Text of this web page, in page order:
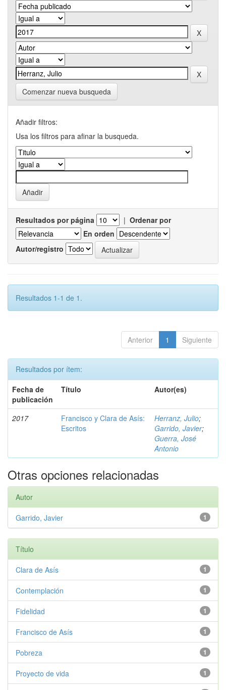
Comenzar nueva busqueda
Añadir filtros:
Usa los filtros para afinar la busqueda.
Resultados por página | Ordenar por
En orden
Autor/registro
Resultados 1-1 de 1.
Anterior 1 Siguiente
Resultados por ítem:
Fecha de
publicación
Título Autor(es)
2017
Francisco y Clara de Asís:
Escritos
Herranz, Julio;
Garrido, Javier;
Guerra, José
Antonio
Otras opciones relacionadas
Autor
1
Garrido, Javier
Título
1
Clara de Asís
1
Contemplación
1
Fidelidad
1
Francisco de Asís
1
Pobreza
1
Proyecto de vida